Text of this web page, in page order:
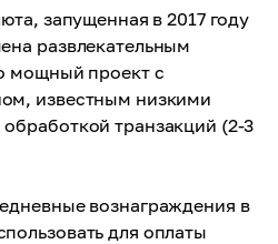
запущенная в 2017 году
развлекательным
мощный проект с
известным низкими
транзакций (2-3
вознаграждения в
для оплаты